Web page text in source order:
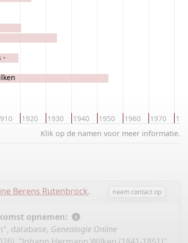
1920 1930 1940 1950 1960 1970
-
Klik op de namen voor meer informatie.
Berens Rutenbrock. neem contact op
opnemen:
database, Genealogie Online